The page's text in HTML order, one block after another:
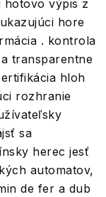
hotovo výpis z
hore
. kontrola
transparentne
hloh
rozhranie
sa
herec jesť
automatov,
de fer a dub